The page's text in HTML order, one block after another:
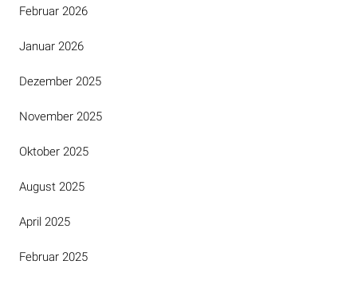
Februar 2026
Januar 2026
Dezember 2025
November 2025
Oktober 2025
August 2025
April 2025
Februar 2025